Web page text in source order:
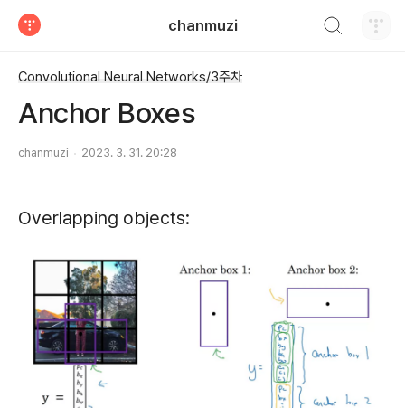
chanmuzi
Convolutional Neural Networks/3주차
Anchor Boxes
chanmuzi 2023. 3. 31. 20:28
Overlapping objects: